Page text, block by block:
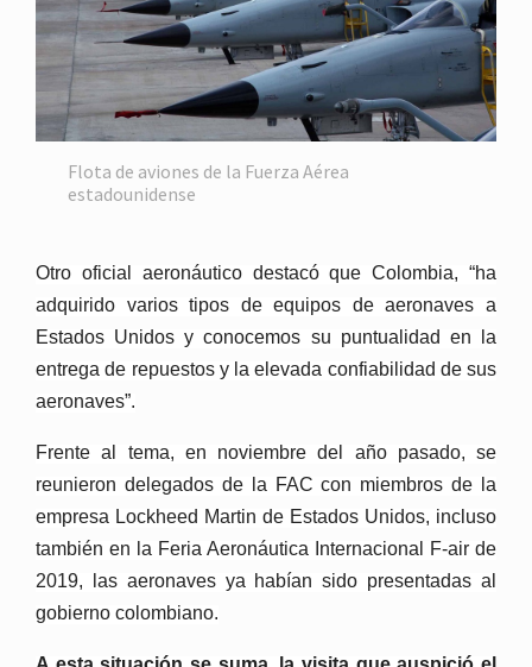
Flota de aviones de la Fuerza Aérea
estadounidense
Otro oficial aeronáutico destacó que Colombia, “ha
adquirido varios tipos de equipos de aeronaves a
Estados Unidos y conocemos su puntualidad en la
entrega de repuestos y la elevada confiabilidad de sus
aeronaves”.
Frente al tema, en noviembre del año pasado, se
reunieron delegados de la FAC con miembros de la
empresa Lockheed Martin de Estados Unidos, incluso
también en la Feria Aeronáutica Internacional F-air de
2019, las aeronaves ya habían sido presentadas al
gobierno colombiano.